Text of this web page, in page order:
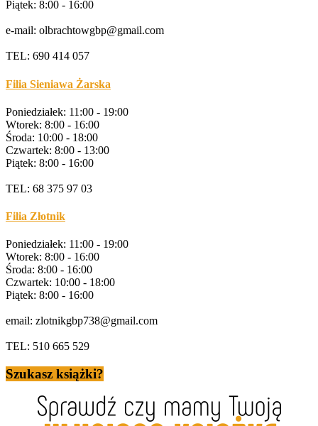
Piątek: 8:00 - 16:00
e-mail: olbrachtowgbp@gmail.com
TEL: 690 414 057
Filia Sieniawa Żarska
Poniedziałek: 11:00 - 19:00
Wtorek: 8:00 - 16:00
Środa: 10:00 - 18:00
Czwartek: 8:00 - 13:00
Piątek: 8:00 - 16:00
TEL: 68 375 97 03
Filia Złotnik
Poniedziałek: 11:00 - 19:00
Wtorek: 8:00 - 16:00
Środa: 8:00 - 16:00
Czwartek: 10:00 - 18:00
Piątek: 8:00 - 16:00
email: zlotnikgbp738@gmail.com
TEL: 510 665 529
Szukasz książki?